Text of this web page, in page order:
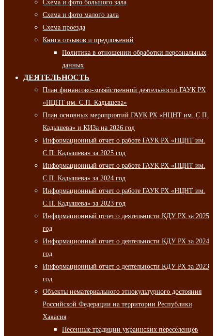
Схема и фото большого зала
Схема и фото малого зала
Схема проезда
Книга отзывов и предложений
Политика в отношении обработки персональных
данных
ДЕЯТЕЛЬНОСТЬ
План финансово-хозяйственной деятельности ГАУК РХ
«НЦНТ им. С.П. Кадышева»
План основных мероприятий ГАУК РХ «НЦНТ им. С.П.
Кадышева» и КИЗа на 2026 год
Информационный отчет о работе ГАУК РХ «НЦНТ им.
С.П. Кадышева» за 2025 год
Информационный отчет о работе ГАУК РХ «НЦНТ им.
С.П. Кадышева» за 2024 год
Информационный отчет о работе ГАУК РХ «НЦНТ им.
С.П. Кадышева» за 2023 год
Информационный отчет о деятельности КДУ РХ за 2025
год
Информационный отчет о деятельности КДУ РХ за 2024
год
Информационный отчет о деятельности КДУ РХ за 2023
год
Объекты нематериального этнокультурного достояния
Российской Федерации на территории Республики
Хакасия
Песенные традиции украинских переселенцев